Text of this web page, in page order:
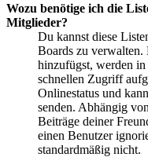
Wozu benötige ich die
Mitglieder?
Du kannst diese
Boards zu verwalten.
hinzufügst, werden
schnellen Zugriff
Onlinestatus und
senden. Abhängig
Beiträge deiner
einen Benutzer
standardmäßig nicht.